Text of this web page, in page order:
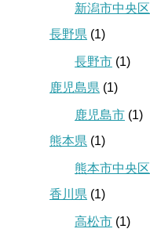
新潟市中央区
長野県 (1)
長野市 (1)
鹿児島県 (1)
鹿児島市 (1)
熊本県 (1)
熊本市中央区
香川県 (1)
高松市 (1)